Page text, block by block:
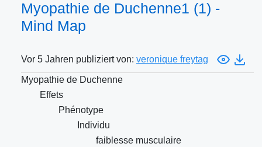
Myopathie de Duchenne1 (1) -
Mind Map
Vor 5 Jahren publiziert von: veronique freytag
Myopathie de Duchenne
Effets
Phénotype
Individu
faiblesse musculaire